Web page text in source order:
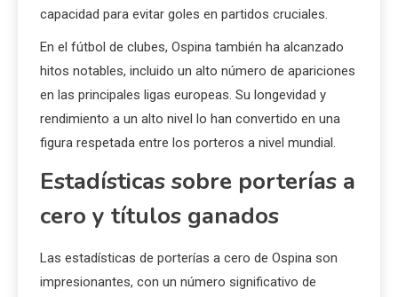
capacidad para evitar goles en partidos cruciales.
En el fútbol de clubes, Ospina también ha alcanzado
hitos notables, incluido un alto número de apariciones
en las principales ligas europeas. Su longevidad y
rendimiento a un alto nivel lo han convertido en una
figura respetada entre los porteros a nivel mundial.
Estadísticas sobre porterías a
cero y títulos ganados
Las estadísticas de porterías a cero de Ospina son
impresionantes, con un número significativo de